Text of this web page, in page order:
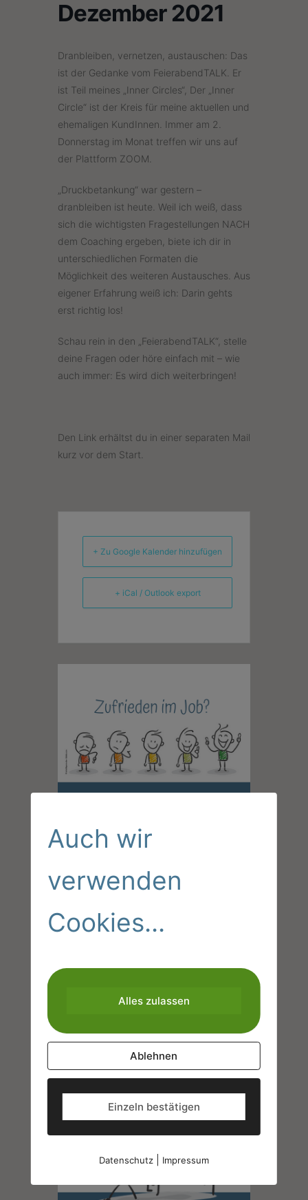
Dezember 2021
Dranbleiben, vernetzen, austauschen: Das
ist der Gedanke vom FeierabendTALK. Er
ist Teil meines „Inner Circles“, Der „Inner
Circle“ ist der Kreis für meine aktuellen und
ehemaligen KundInnen. Immer am 2.
Donnerstag im Monat treffen wir uns auf
der Plattform ZOOM.
„Druckbetankung“ war gestern –
dranbleiben ist heute. Weil ich weiß, dass
sich die wichtigsten Fragestellungen NACH
dem Coaching ergeben, biete ich dir in
unterschiedlichen Formaten die
Möglichkeit des weiteren Austausches. Aus
eigener Erfahrung weiß ich: Darin gehts
erst richtig los!
Schau rein in den „FeierabendTALK“, stelle
deine Fragen oder höre einfach mit – wie
auch immer: Es wird dich weiterbringen!
Den Link erhältst du in einer separaten Mail
kurz vor dem Start.
+ Zu Google Kalender hinzufügen
+ iCal / Outlook export
Auch wir
verwenden
Cookies...
Alles zulassen
Ablehnen
Einzeln bestätigen
Datenschutz| Impressum